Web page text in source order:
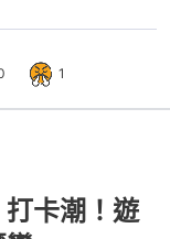
1
卡潮！遊